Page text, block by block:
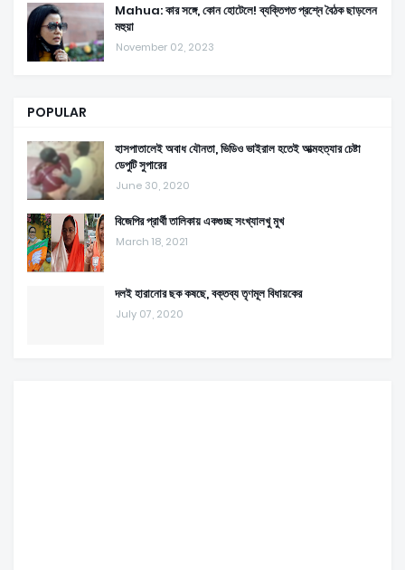
Mahua: কার সঙ্গে, কোন হোটেলে! ব্যক্তিগত প্রশ্নে বৈঠক ছাড়লেন
মহুয়া
November 02, 2023
POPULAR
হাসপাতালেই অবাধ যৌনতা, ভিডিও ভাইরাল হতেই আত্মহত্যার চেষ্টা
ডেপুটি সুপারের
June 30, 2020
বিজেপির প্রার্থী তালিকায় একগুচ্ছ সংখ্যালখু মুখ
March 18, 2021
দলই হারানোর ছক কষছে, বক্তব্য তৃণমূল বিধায়কের
July 07, 2020